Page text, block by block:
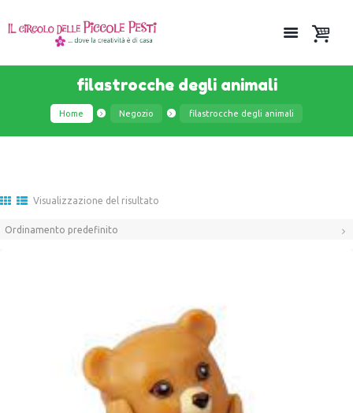
filastrocche degli animali
Home Negozio filastrocche degli animali
Visualizzazione del risultato